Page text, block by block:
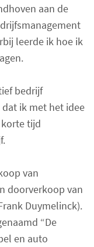
aan de
leerde ik hoe ik
bedrijf
ik met het idee
tijd
van
doorverkoop van
Duymelinck).
“De
en auto